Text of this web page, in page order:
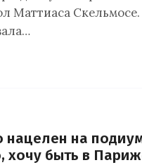
Маттиаса
нацелен на
хочу быть в